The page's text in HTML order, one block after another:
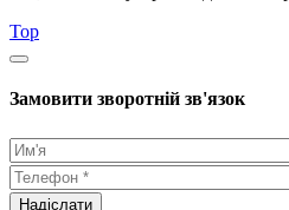
Top
Замовити зворотній зв'язок